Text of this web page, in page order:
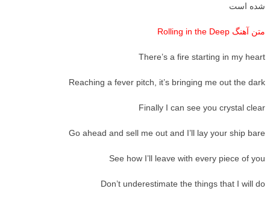
شده است
متن آهنگ Rolling in the Deep
There’s a fire starting in my heart
Reaching a fever pitch, it’s bringing me out the dark
Finally I can see you crystal clear
Go ahead and sell me out and I’ll lay your ship bare
See how I’ll leave with every piece of you
Don’t underestimate the things that I will do